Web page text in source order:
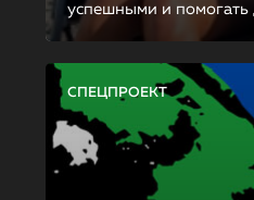
успешными и помогать
СПЕЦПРОЕКТ